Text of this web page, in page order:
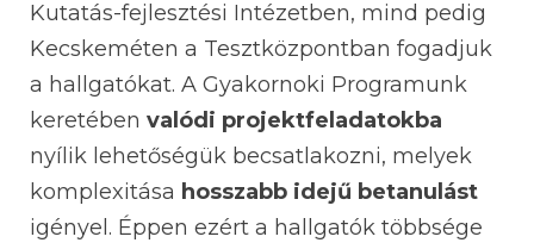
Kutatás-fejlesztési Intézetben, mind pedig
Kecskeméten a Tesztközpontban fogadjuk
a hallgatókat. A Gyakornoki Programunk
keretében valódi projektfeladatokba
nyílik lehetőségük becsatlakozni, melyek
komplexitása hosszabb idejű betanulást
igényel. Éppen ezért a hallgatók többsége